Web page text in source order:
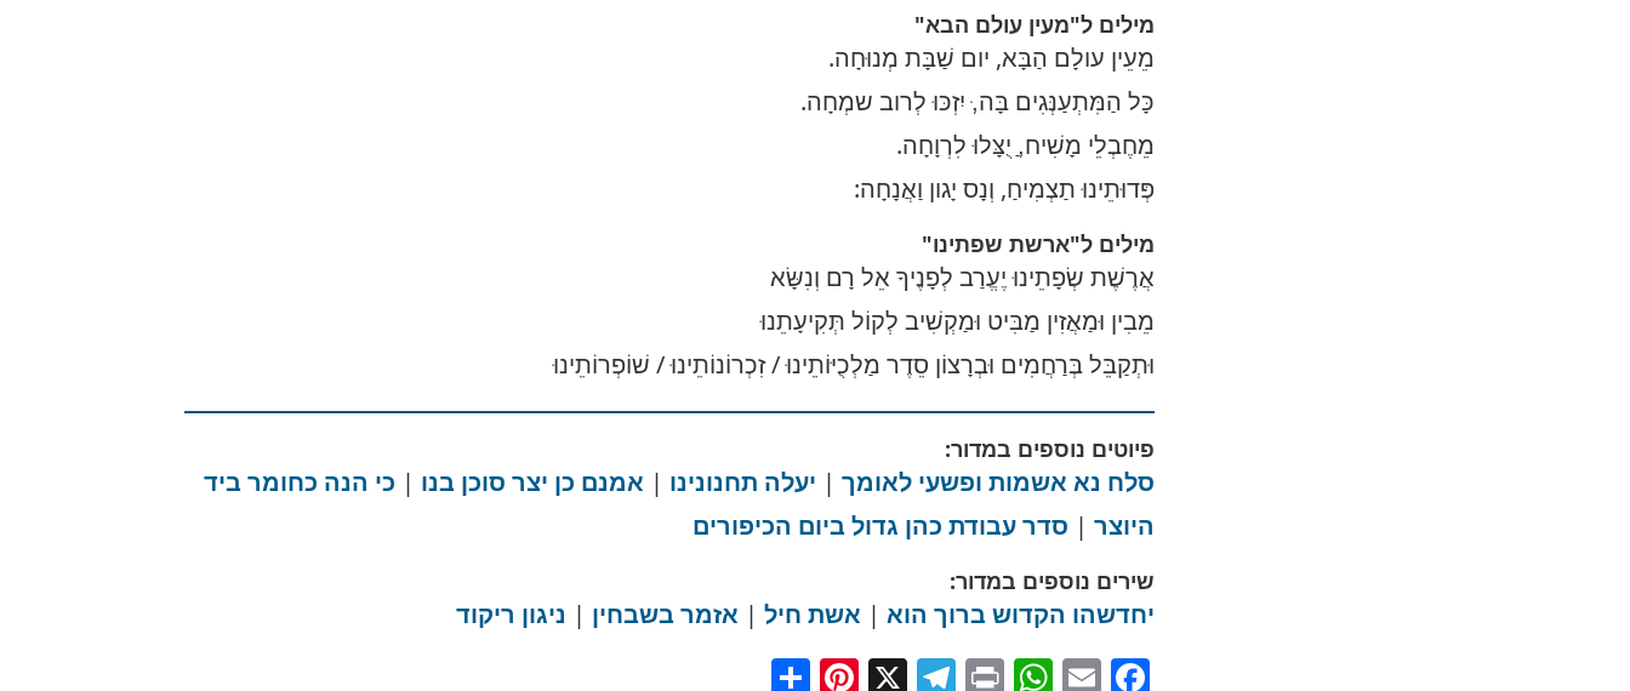
מילים ל"מעין עולם הבא"
מֵעֵין עולָם הַבָּא, יום שַׁבָּת מְנוּחָה.
כָּל הַמִּתְעַנְּגִים בָּה,ּ יִזְכּוּ לְרוב שמְחָה.
מֵחֶבְלֵי מָשִׁיח,ַ יֻצָּלוּ לִרְוָחָה.
פְּדוּתֵינוּ תַצְמִיחַ, וְנָס יָגון וַאֲנָחָה:
מילים ל"ארשת שפתינו"
אֲרֶשֶׁת שְׂפָתֵינוּ יֶעֱרַב לְפָנֶיךָ אֵל רָם וְנִשָּׂא
מֵבִין וּמַאֲזִין מַבִּיט וּמַקְשִׁיב לְקוֹל תְּקִיעָתֵנוּ
וּתְקַבֵּל בְּרַחֲמִים וּבְרָצוֹן סֵדֶר מַלְכֻיּוֹתֵינוּ / זִכְרוֹנוֹתֵינוּ / שׁוֹפְרוֹתֵינוּ
פיוטים נוספים במדור:
סלח נא אשמות ופשעי לאומך | יעלה תחנונינו | אמנם כן יצר סוכן בנו | כי הנה כחומר ביד
היוצר | סדר עבודת כהן גדול ביום הכיפורים
שירים נוספים במדור:
יחדשהו הקדוש ברוך הוא | אשת חיל | אזמר בשבחין | ניגון ריקוד
Facebook
Email
WhatsApp
Print
Telegram
X
Pinterest